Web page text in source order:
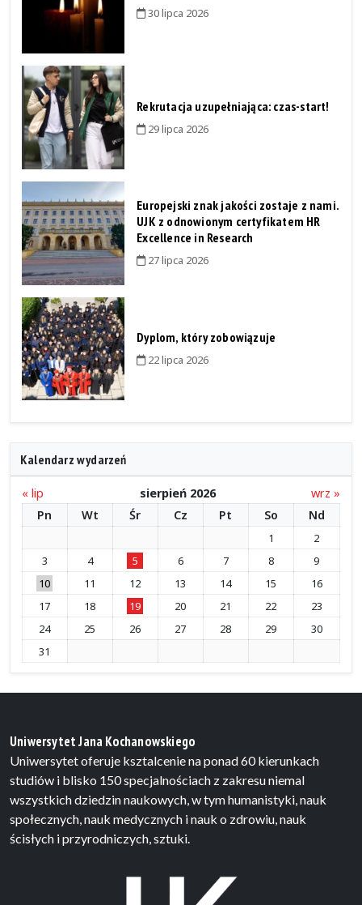
30 lipca 2026
Rekrutacja uzupełniająca: czas-start!
29 lipca 2026
Europejski znak jakości zostaje z nami.
UJK z odnowionym certyfikatem HR
Excellence in Research
27 lipca 2026
Dyplom, który zobowiązuje
22 lipca 2026
Kalendarz wydarzeń
« lip sierpień 2026
wrz »
Pn
Wt Śr Cz Pt So Nd
1
2
3
4 5 6 7 8
9
10
11 12 13 14 15
16
17
18 19 20 21 22
23
24
25 26 27 28 29
30
31
Uniwersytet Jana Kochanowskiego
Uniwersytet oferuje ksztalcenie na ponad 60 kierunkach
studiów i blisko 150 specjalnościach z zakresu niemal
wszystkich dziedzin naukowych, w tym humanistyki, nauk
społecznych, nauk medycznych i nauk o zdrowiu, nauk
ścisłych i przyrodniczych, sztuki.